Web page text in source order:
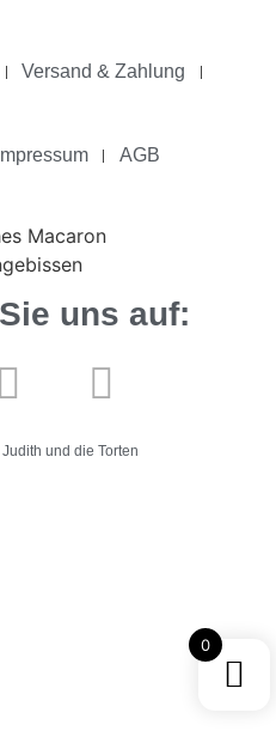
Versand & Zahlung
Impressum AGB
uns auf:
und die Torten
0